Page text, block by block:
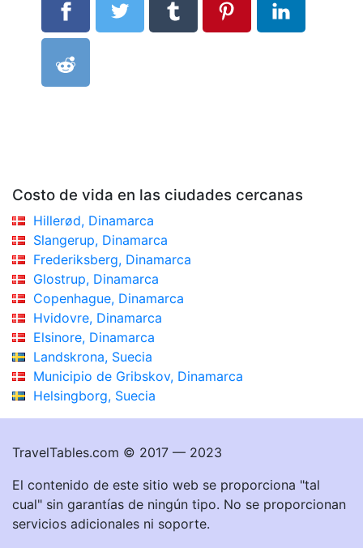
Costo de vida en las ciudades cercanas
Hillerød, Dinamarca
Slangerup, Dinamarca
Frederiksberg, Dinamarca
Glostrup, Dinamarca
Copenhague, Dinamarca
Hvidovre, Dinamarca
Elsinore, Dinamarca
Landskrona, Suecia
Municipio de Gribskov, Dinamarca
Helsingborg, Suecia
TravelTables.com © 2017 — 2023
El contenido de este sitio web se proporciona "tal
cual" sin garantías de ningún tipo. No se proporcionan
servicios adicionales ni soporte.